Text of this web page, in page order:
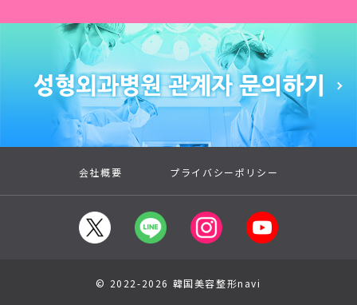
会社概要 プライバシーポリシー
© 2022-2026 韓国美容整形navi